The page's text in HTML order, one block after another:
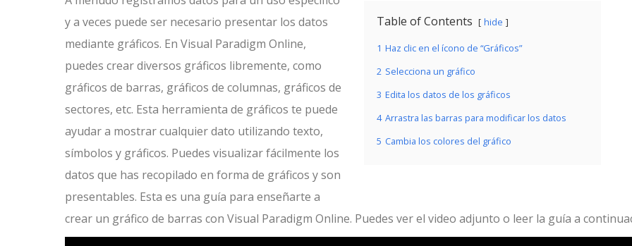
Table of Contents hide
1 Haz clic en el ícono de “Gráficos”
2 Selecciona un gráfico
3 Edita los datos de los gráficos
4 Arrastra las barras para modificar los datos
5 Cambia los colores del gráfico
y a veces puede ser necesario presentar los datos
mediante gráficos. En Visual Paradigm Online,
puedes crear diversos gráficos libremente, como
gráficos de barras, gráficos de columnas, gráficos de
sectores, etc. Esta herramienta de gráficos te puede
ayudar a mostrar cualquier dato utilizando texto,
símbolos y gráficos. Puedes visualizar fácilmente los
datos que has recopilado en forma de gráficos y son
presentables. Esta es una guía para enseñarte a
crear un gráfico de barras con Visual Paradigm Online. Puedes ver el video adjunto o leer la guía a